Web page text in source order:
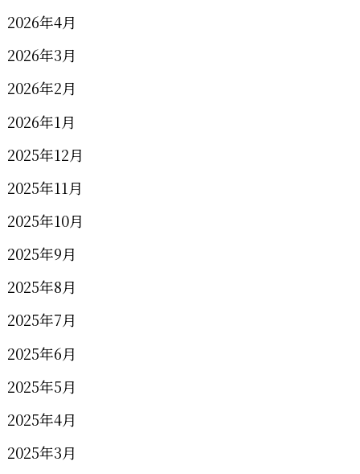
2026年4月
2026年3月
2026年2月
2026年1月
2025年12月
2025年11月
2025年10月
2025年9月
2025年8月
2025年7月
2025年6月
2025年5月
2025年4月
2025年3月